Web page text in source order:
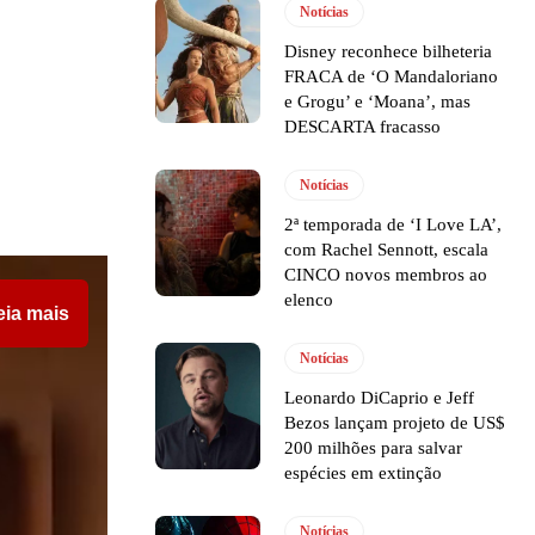
mais
Notícias
Disney reconhece bilheteria
FRACA de ‘O Mandaloriano
e Grogu’ e ‘Moana’, mas
DESCARTA fracasso
Notícias
2ª temporada de ‘I Love LA’,
com Rachel Sennott, escala
CINCO novos membros ao
elenco
Notícias
Leonardo DiCaprio e Jeff
Bezos lançam projeto de US$
200 milhões para salvar
espécies em extinção
Notícias